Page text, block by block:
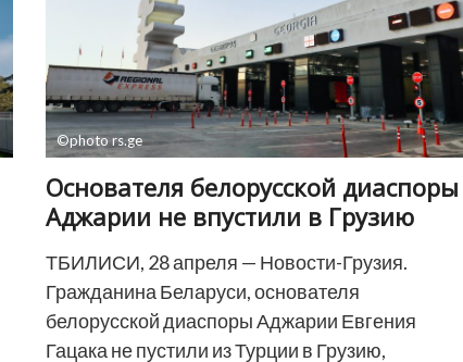
«делу
фотографов»
©photo rs.ge
Основателя белорусской диаспоры
Аджарии не впустили в Грузию
ТБИЛИСИ, 28 апреля — Новости-Грузия.
Гражданина Беларуси, основателя
белорусской диаспоры Аджарии Евгения
Гацака не пустили из Турции в Грузию,